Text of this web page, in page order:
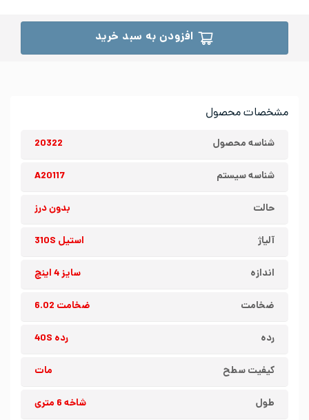
مشخصات محصول
شناسه محصول 20322
شناسه سیستم A20117
حالت بدون درز
آلیاژ استیل 310S
اندازه سایز 4 اینچ
ضخامت ضخامت 6.02
رده رده 40S
کیفیت سطح مات
طول شاخه 6 متری
افزودن به سبد خرید